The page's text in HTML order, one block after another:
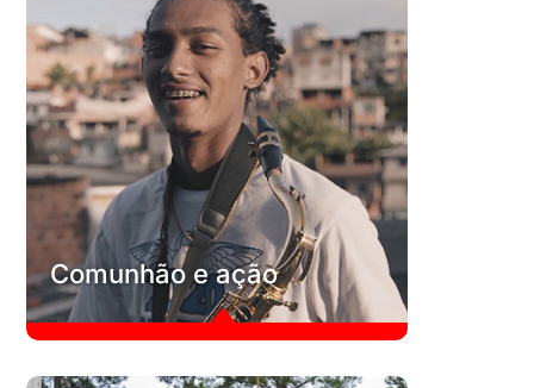
C
Centro de Estudo e Pesquisa
Desde 1991 a comunidade científica vem investigando
resultados concretos da prática da Economia de
Comunhão dentro das empresas e nas comunidades onde
os pilares modelo têm sido aplicados.
Conheça
B
Comunhão e ação